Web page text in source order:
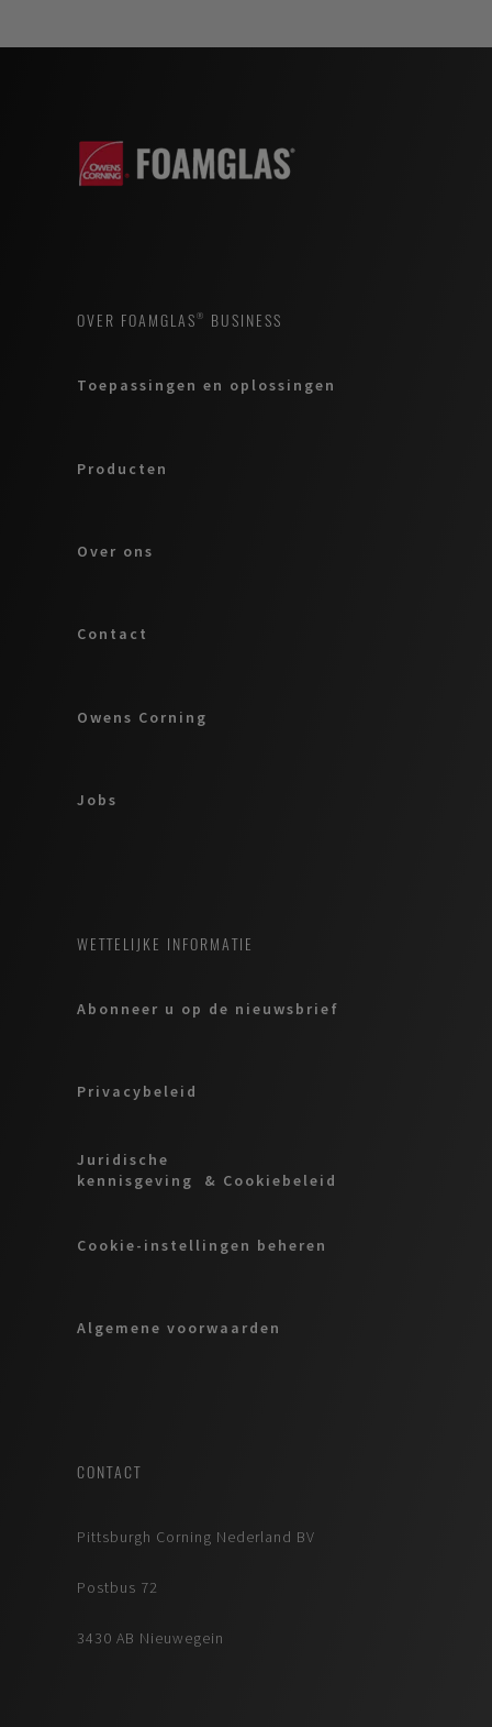
OVER FOAMGLAS® BUSINESS
Toepassingen en oplossingen
Producten
Over ons
Contact
Owens Corning
Jobs
WETTELIJKE INFORMATIE
Abonneer u op de nieuwsbrief
Privacybeleid
Juridische
kennisgeving & Cookiebeleid
Cookie-instellingen beheren
Algemene voorwaarden
CONTACT
Pittsburgh Corning Nederland BV
Postbus 72
3430 AB Nieuwegein